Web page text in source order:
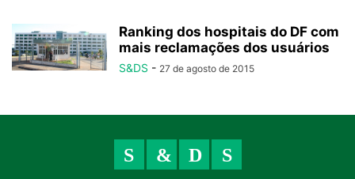
Ranking dos hospitais do DF com
mais reclamações dos usuários
S&DS - 27 de agosto de 2015